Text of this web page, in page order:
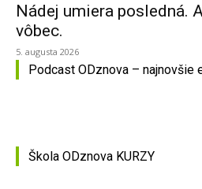
Nádej umiera posledná.
vôbec.
5. augusta 2026
Podcast ODznova – najnovšie
Škola ODznova KURZY